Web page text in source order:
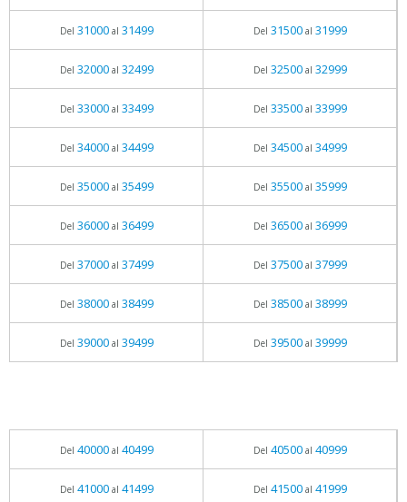
Del 31000al 31499 Del 31500al 31999
Del 32000al 32499 Del 32500al 32999
Del 33000al 33499 Del 33500al 33999
Del 34000al 34499 Del 34500al 34999
Del 35000al 35499 Del 35500al 35999
Del 36000al 36499 Del 36500al 36999
Del 37000al 37499 Del 37500al 37999
Del 38000al 38499 Del 38500al 38999
Del 39000al 39499 Del 39500al 39999
Del 40000al 40499 Del 40500al 40999
Del 41000al 41499 Del 41500al 41999